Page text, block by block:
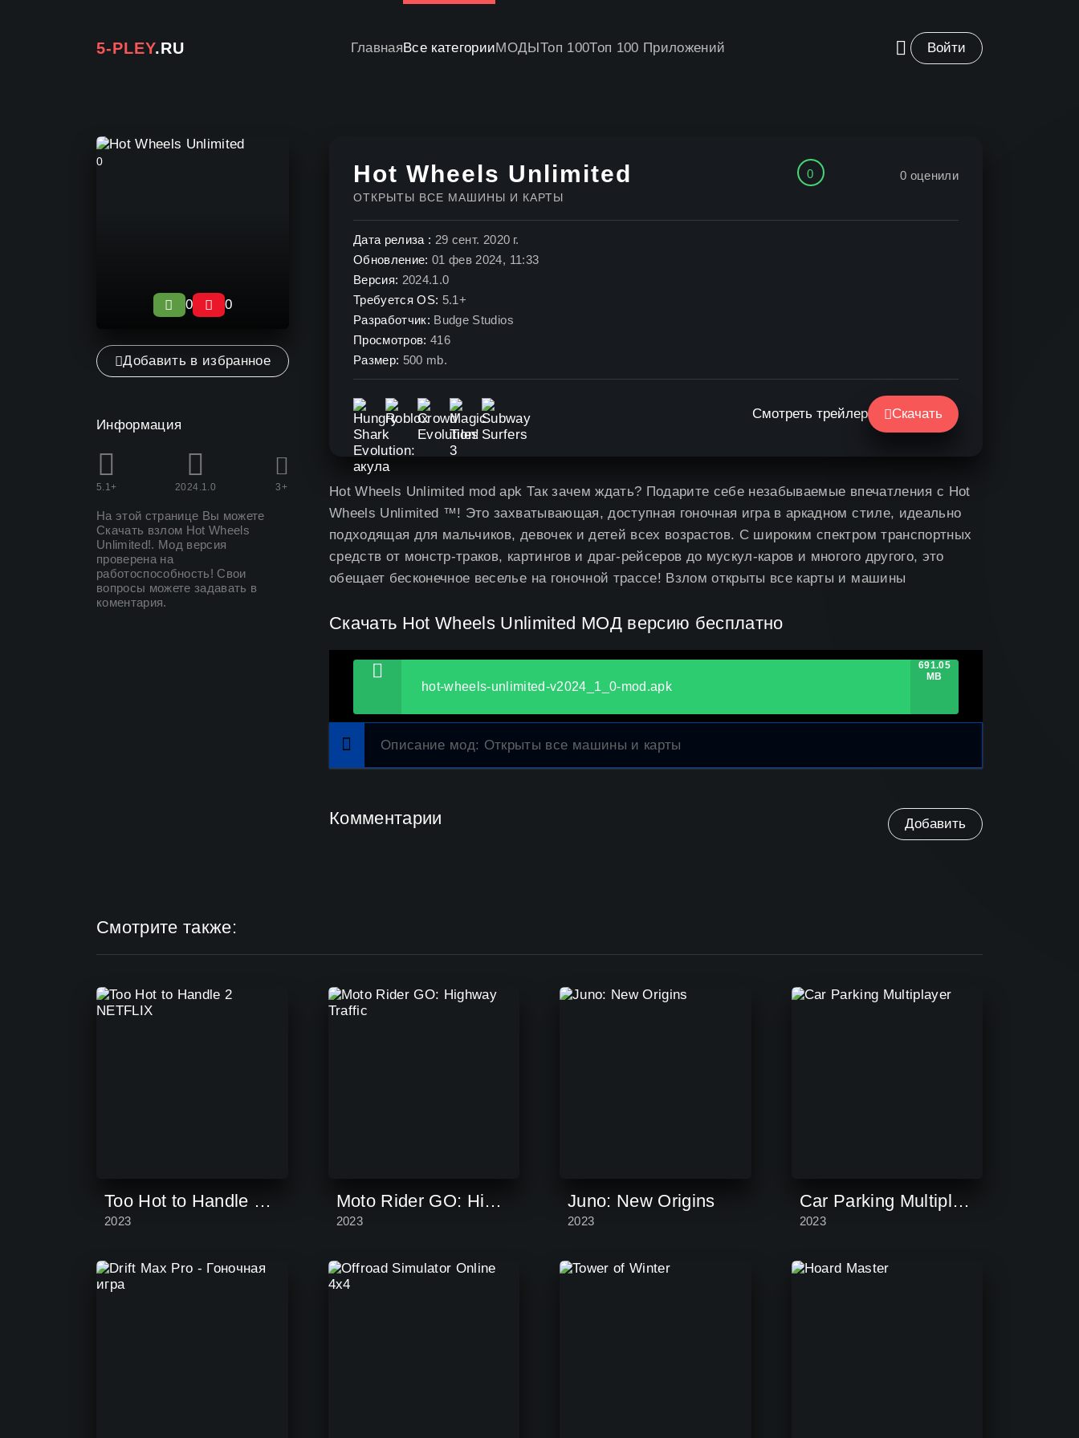
5-PLEY.RU ГлавнаяВсе категорииМОДЫТоп 100Топ 100 Приложений Войти
Hot Wheels Unlimited 0 0 оценили
ОТКРЫТЫ ВСЕ МАШИНЫ И КАРТЫ
Дата релиза : 29 сент. 2020 г.
Обновление: 01 фев 2024, 11:33
Версия: 2024.1.0
Требуется OS: 5.1+
Разработчик: Budge Studios
Просмотров: 416
Размер: 500 mb.
Смотреть трейлер Скачать
0
0 0
Добавить в избранное
Информация
5.1+ 2024.1.0 3+
На этой странице Вы можете
Скачать взлом Hot Wheels
Unlimited!. Мод версия
проверена на
работоспособность! Свои
вопросы можете задавать в
коментария.
Hot Wheels Unlimited mod apk Так зачем ждать? Подарите себе незабываемые впечатления с Hot
Wheels Unlimited ™! Это захватывающая, доступная гоночная игра в аркадном стиле, идеально
подходящая для мальчиков, девочек и детей всех возрастов. С широким спектром транспортных
средств от монстр-траков, картингов и драг-рейсеров до мускул-каров и многого другого, это
обещает бесконечное веселье на гоночной трассе! Взлом открыты все карты и машины
Скачать Hot Wheels Unlimited МОД версию бесплатно
Не работает?
hot-wheels-unlimited-v2024_1_0-mod.apk
691.05
MB
Описание мод: Открыты все машины и карты
Комментарии Добавить
Смотрите также:
Too Hot to Handle 2 NETFLIX
2023
Moto Rider GO: Highway Traffic
2023
Juno: New Origins
2023
Car Parking Multiplayer
2023